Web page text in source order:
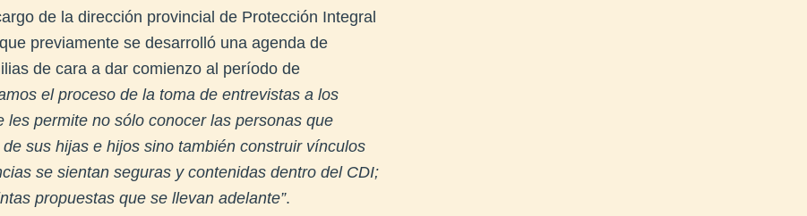
de la dirección provincial de Protección Integral
previamente se desarrolló una agenda de
de cara a dar comienzo al período de
el proceso de la toma de entrevistas a los
permite no sólo conocer las personas que
sus hijas e hijos sino también construir vínculos
se sientan seguras y contenidas dentro del CDI;
propuestas que se llevan adelante”.